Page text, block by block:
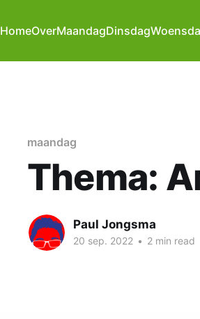
HomeOverMaandagDinsdag
maandag
Thema:
Paul Jongsma
20 sep. 2022 • 2 min read